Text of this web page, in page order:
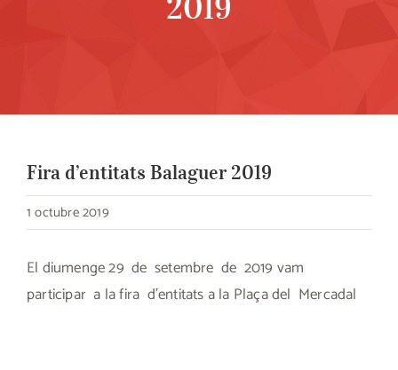
2019
Fira d’entitats Balaguer 2019
1 octubre 2019
El diumenge 29 de setembre de 2019 vam
participar a la fira d’entitats a la Plaça del Mercadal